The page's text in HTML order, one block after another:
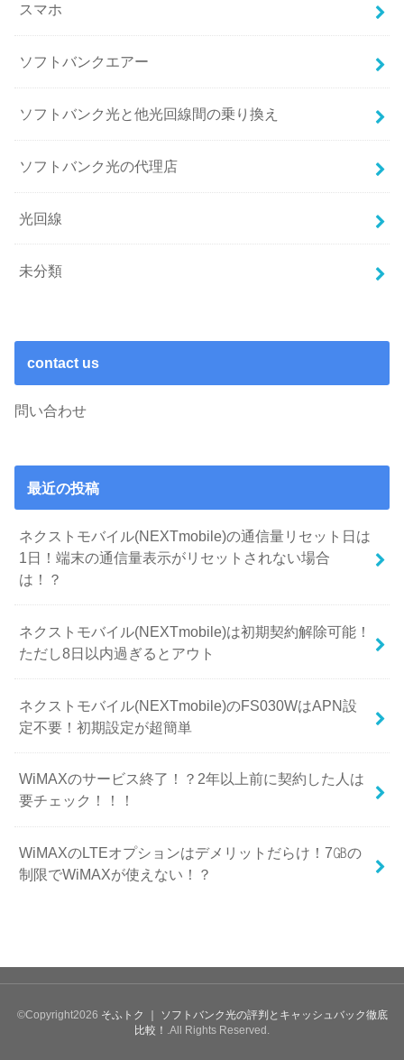
スマホ
ソフトバンクエアー
ソフトバンク光と他光回線間の乗り換え
ソフトバンク光の代理店
光回線
未分類
contact us
問い合わせ
最近の投稿
ネクストモバイル(NEXTmobile)の通信量リセット日は
1日！端末の通信量表示がリセットされない場合
は！？
ネクストモバイル(NEXTmobile)は初期契約解除可能！
ただし8日以内過ぎるとアウト
ネクストモバイル(NEXTmobile)のFS030WはAPN設
定不要！初期設定が超簡単
WiMAXのサービス終了！？2年以上前に契約した人は
要チェック！！！
WiMAXのLTEオプションはデメリットだらけ！7㎇の
制限でWiMAXが使えない！？
©Copyright2026 そふトク ｜ ソフトバンク光の評判とキャッシュバック徹底
比較！
.All Rights Reserved.